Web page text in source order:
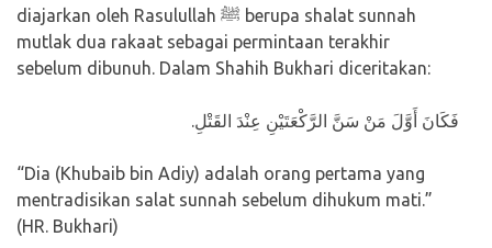
diajarkan oleh Rasulullah ﷺ berupa shalat sunnah
mutlak dua rakaat sebagai permintaan terakhir
sebelum dibunuh. Dalam Shahih Bukhari diceritakan:
فَكَانَ أَوَّلَ مَنْ سَنَّ الرَّكْعَتَيْنِ عِنْدَ القَتْلِ.
“Dia (Khubaib bin Adiy) adalah orang pertama yang
mentradisikan salat sunnah sebelum dihukum mati.”
(HR. Bukhari)